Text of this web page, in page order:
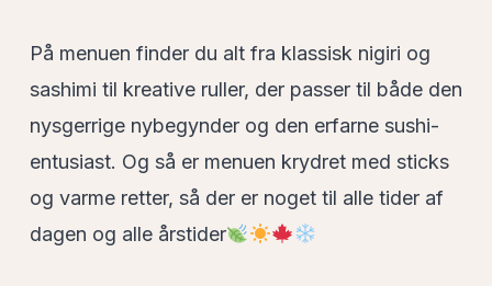
På menuen finder du alt fra klassisk nigiri og
sashimi til kreative ruller, der passer til både den
nysgerrige nybegynder og den erfarne sushi-
entusiast. Og så er menuen krydret med sticks
og varme retter, så der er noget til alle tider af
dagen og alle årstider